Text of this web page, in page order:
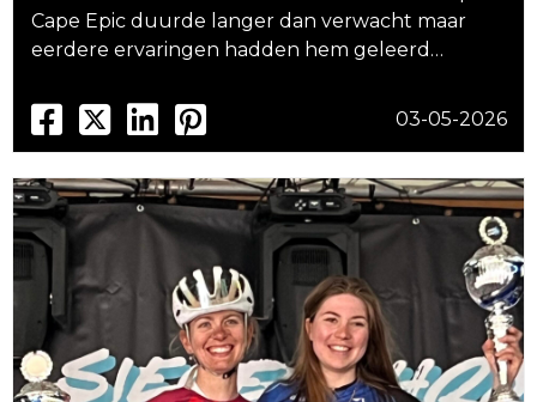
Cape Epic duurde langer dan verwacht maar
eerdere ervaringen hadden hem geleerd…
03-05-2026